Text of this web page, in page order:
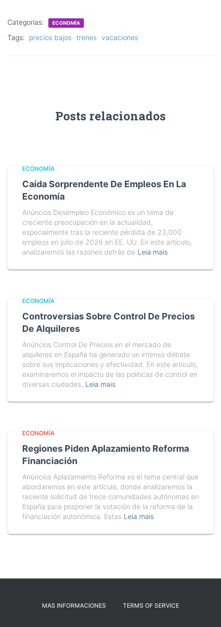
Categorias: ECONOMÍA
Tags: precios bajos trenes vacaciones
Posts relacionados
ECONOMÍA
Caída Sorprendente De Empleos En La
Economía
Anúncios Desempleo Económico es un tema de
creciente preocupación en la actualidad,
especialmente tras la reciente pérdida de 23,000
empleos en julio de 2026 en EE. UU. En este artículo,
analizaremos las razones detrás de Leia mais
ECONOMÍA
Controversias Sobre Control De Precios
De Alquileres
Anúncios Control De Precios en el mercado de
alquileres en España ha generado un intenso debate
sobre sus implicaciones y efectividad. En este artículo,
examinaremos el impacto de las políticas de control en
diversas ciudades, Leia mais
ECONOMÍA
Regiones Piden Aplazamiento Reforma
Financiación
Anúncios Aplazamiento Reforma es el tema central que
abordaremos en este artículo, donde analizaremos la
reciente solicitud de trece comunidades autónomas en
España para posponer la votación de la reforma de la
financiación autonómica. Estas Leia mais
MAS INFORMACIONES TERMS OF SERVICE